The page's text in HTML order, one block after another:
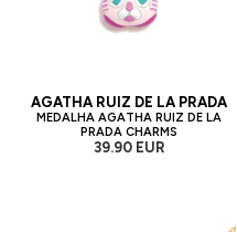
AGATHA RUIZ DE LA PRADA
MEDALHA AGATHA RUIZ DE LA
PRADA CHARMS
39.90 EUR